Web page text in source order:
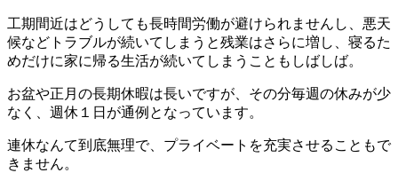
工期間近はどうしても長時間労働が避けられませんし、悪天
候などトラブルが続いてしまうと残業はさらに増し、寝るた
めだけに家に帰る生活が続いてしまうこともしばしば。
お盆や正月の長期休暇は長いですが、その分毎週の休みが少
なく、週休１日が通例となっています。
連休なんて到底無理で、プライベートを充実させることもで
きません。